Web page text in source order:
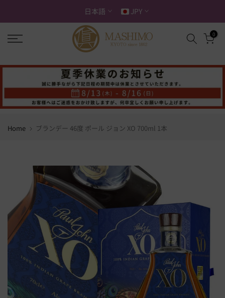
キ
ッ
プ
る
日本語 JPY
0
Home ブランデー 46度 ポール ジョン XO 700ml 1本